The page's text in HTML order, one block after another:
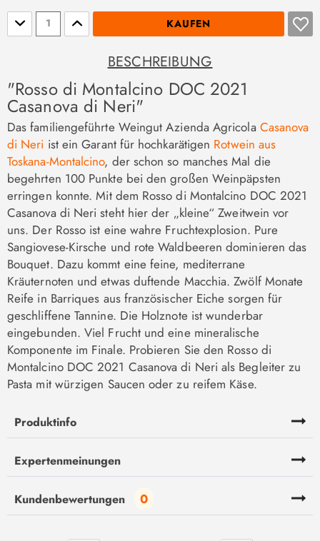
Stückzahl KAUFEN
BESCHREIBUNG
"Rosso di Montalcino DOC 2021
Casanova di Neri"
Das familiengeführte Weingut Azienda Agricola Casanova
di Neri ist ein Garant für hochkarätigen Rotwein aus
Toskana-Montalcino, der schon so manches Mal die
begehrten 100 Punkte bei den großen Weinpäpsten
erringen konnte. Mit dem Rosso di Montalcino DOC 2021
Casanova di Neri steht hier der „kleine“ Zweitwein vor
uns. Der Rosso ist eine wahre Fruchtexplosion. Pure
Sangiovese-Kirsche und rote Waldbeeren dominieren das
Bouquet. Dazu kommt eine feine, mediterrane
Kräuternoten und etwas duftende Macchia. Zwölf Monate
Reife in Barriques aus französischer Eiche sorgen für
geschliffene Tannine. Die Holznote ist wunderbar
eingebunden. Viel Frucht und eine mineralische
Komponente im Finale. Probieren Sie den Rosso di
Montalcino DOC 2021 Casanova di Neri als Begleiter zu
Pasta mit würzigen Saucen oder zu reifem Käse.
Produktinfo
Expertenmeinungen
Kundenbewertungen 0